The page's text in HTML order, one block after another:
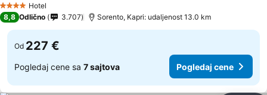
4 ZvezdiceHotel
8,8 Odlično 3.707 Sorento, Kapri: udaljenost 13.0 km
Od 227 €
Pogledaj cene sa 7 sajtova Pogledaj cene